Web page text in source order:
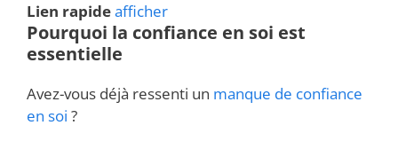
Lien rapideafficher
Pourquoi la confiance en soi est
essentielle
Avez-vous déjà ressenti un manque de confiance
en soi ?